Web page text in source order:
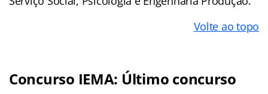
Volte ao topo
Concurso IEMA: Último concurso